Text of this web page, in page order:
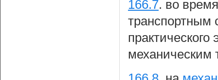
166.7. во
транспортным
механическим